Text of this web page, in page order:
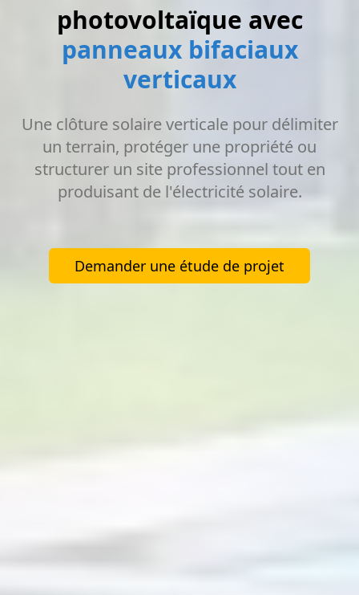
photovoltaïque avec
panneaux bifaciaux
verticaux
Une clôture solaire verticale pour délimiter
un terrain, protéger une propriété ou
structurer un site professionnel tout en
produisant de l'électricité solaire.
Demander une étude de projet